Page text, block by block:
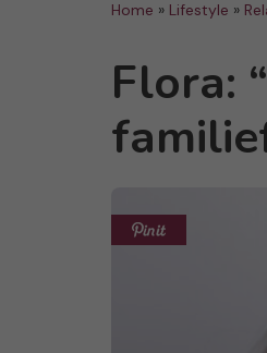
Home » Lifestyle »
Flora: